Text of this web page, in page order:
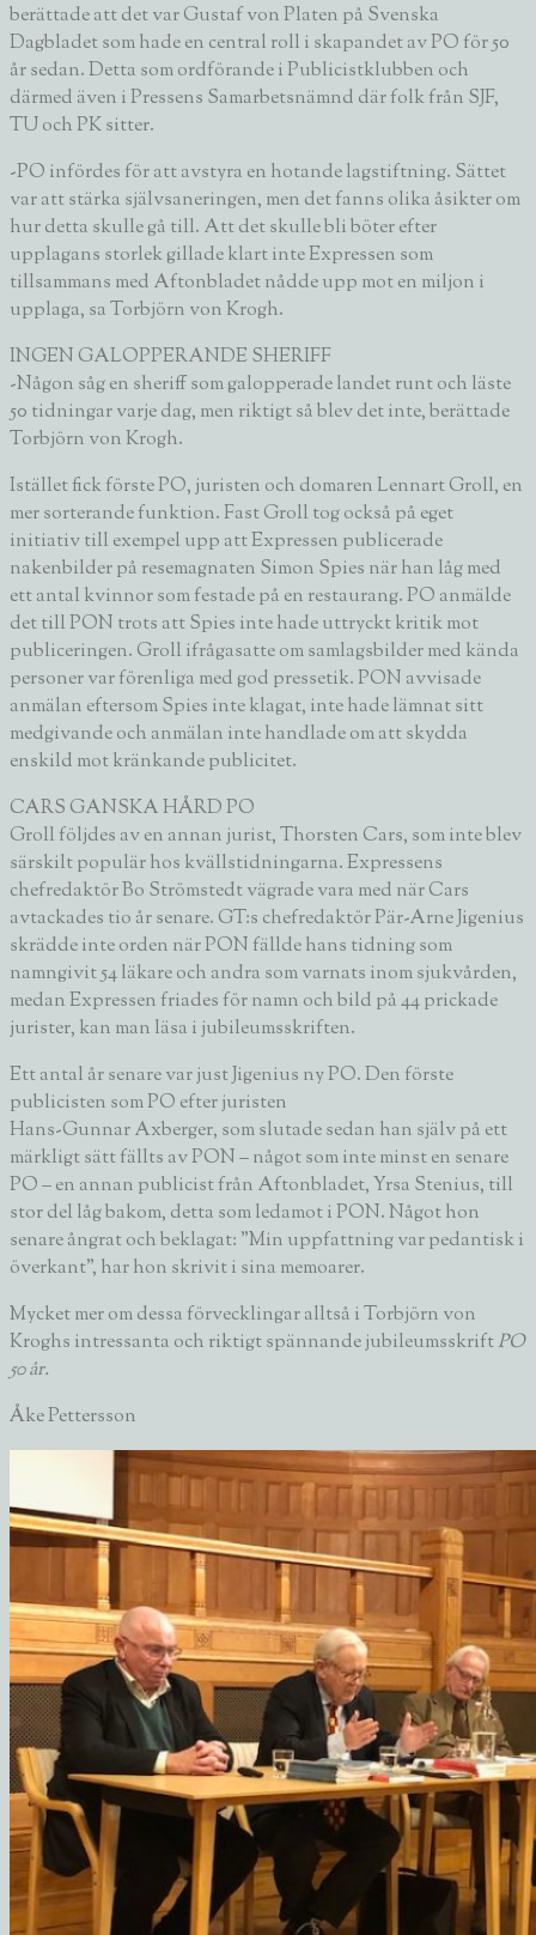
berättade att det varGustaf von Platen på Svenska
Dagbladet som hade en central roll i skapandet av PO för 50
år sedan. Detta som ordförande i Publicistklubben och
därmed även i Pressens Samarbetsnämnd där folk från SJF,
TU och PK sitter.
-PO infördes för att avstyra en hotande lagstiftning. Sättet
var att stärka självsaneringen, men det fanns olika åsikter om
hur detta skulle gå till. Att det skulle bli böter efter
upplagans storlek gillade klart inte Expressen som
tillsammans med Aftonbladet nådde upp mot en miljon i
upplaga, sa Torbjörn von Krogh.
INGEN GALOPPERANDE SHERIFF
-Någon såg en sheriff som galopperade landet runt och läste
50 tidningar varje dag, men riktigt så blev det inte, berättade
Torbjörn von Krogh.
Istället fick förste PO, juristen och domarenLennart Groll, en
mer sorterande funktion. Fast Groll tog också på eget
initiativ till exempel upp att Expressen publicerade
nakenbilder på resemagnaten Simon Spies när han låg med
ett antal kvinnor som festade på en restaurang. PO anmälde
det till PON trots att Spies inte hade uttryckt kritik mot
publiceringen. Groll ifrågasatte om samlagsbilder med kända
personer var förenliga med god pressetik. PON avvisade
anmälan eftersom Spies inte klagat, inte hade lämnat sitt
medgivande och anmälan inte handlade om att skydda
enskild mot kränkande publicitet.
CARS GANSKA HÅRD PO
Groll följdes av en annan jurist,Thorsten Cars, som inte blev
särskilt populär hos kvällstidningarna. Expressens
chefredaktörBo Strömstedtvägrade vara med när Cars
avtackades tio år senare. GT:s chefredaktörPär-Arne Jigenius
skrädde inte orden när PON fällde hans tidning som
namngivit 54 läkare och andra som varnats inom sjukvården,
medan Expressen friades för namn och bild på 44 prickade
jurister, kan man läsa i jubileumsskriften.
Ett antal år senare var just Jigenius ny PO. Den förste
publicisten som PO efter juristen
Hans-Gunnar Axberger, som slutade sedan han själv på ett
märkligt sätt fällts av PON – något som inte minst en senare
PO – en annan publicist från Aftonbladet,Yrsa Stenius, till
stor del låg bakom, detta som ledamot i PON. Något hon
senare ångrat och beklagat: ”Min uppfattning var pedantisk i
överkant”, har hon skrivit i sina memoarer.
Mycket mer om dessa förvecklingar alltså i Torbjörn von
Kroghs intressanta och riktigt spännande jubileumsskriftPO
50 år.
Åke Pettersson